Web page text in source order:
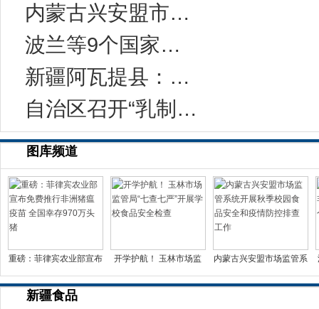
内蒙古兴安盟市场监管系统开展秋季校园食品
波兰等9个国家暴发非洲猪瘟疫情；芬兰等5个国
新疆阿瓦提县：千亩黄瓤西瓜喜获丰收
自治区召开“乳制品生产企业质量安全承诺大
图库频道
重磅：菲律宾农业部宣布
开学护航！ 玉林市场监
内蒙古兴安盟市场监管系
新疆食品